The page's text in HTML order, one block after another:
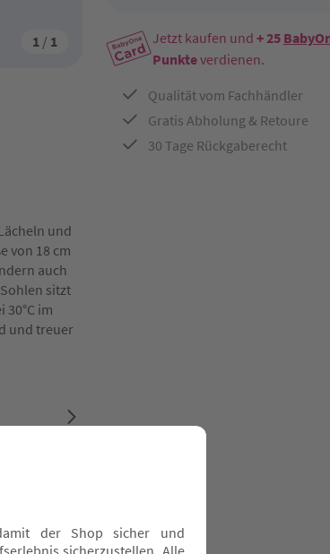
1 / 1 Jetzt kaufen und + 25
Punkteverdienen.
Qualität vom Fachhändler
Gratis Abholung & Retoure
30 Tage Rückgaberecht
und
von 18 cm
auch
sitzt
im
und treuer